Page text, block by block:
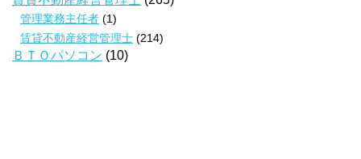
管理業務主任者 (1)
賃貸不動産経営管理士 (214)
ＢＴＯパソコン (10)